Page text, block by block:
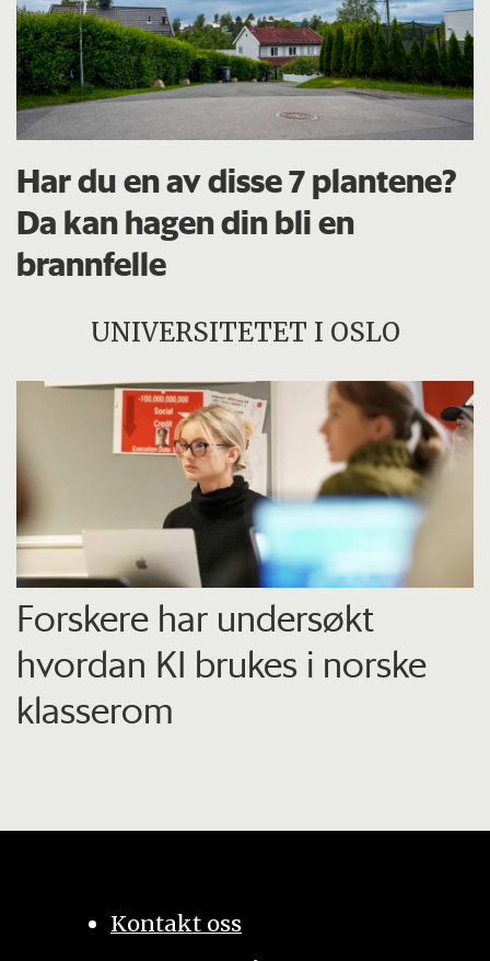
Har du en av disse 7 plantene?
Da kan hagen din bli en
brannfelle
UNIVERSITETET I OSLO
Forskere har undersøkt
hvordan KI brukes i norske
klasserom
Kontakt oss